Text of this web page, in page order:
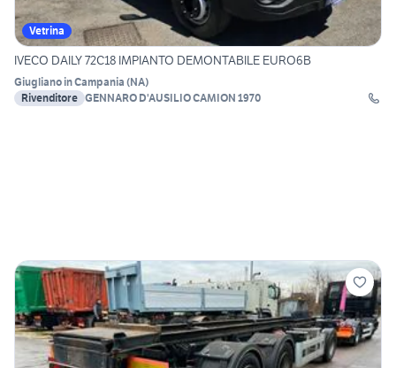
Vetrina
IVECO DAILY 72C18 IMPIANTO DEMONTABILE EURO6B
Giugliano in Campania (NA)
Rivenditore GENNARO D'AUSILIO CAMION 1970